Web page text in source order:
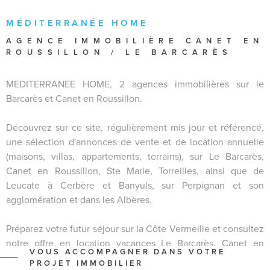
MÉDITERRANÉE HOME
AGENCE IMMOBILIÈRE CANET EN
ROUSSILLON / LE BARCARÈS
MEDITERRANEE HOME, 2 agences immobilières sur le
Barcarès et Canet en Roussillon.
Découvrez sur ce site, régulièrement mis jour et référencé,
une sélection d'annonces de vente et de location annuelle
(maisons, villas, appartements, terrains), sur Le Barcarès,
Canet en Roussillon, Ste Marie, Torreilles, ainsi que de
Leucate à Cerbère et Banyuls, sur Perpignan et son
agglomération et dans les Albères.
Préparez votre futur séjour sur la Côte Vermeille et consultez
notre offre en location vacances Le Barcarès, Canet en
Roussillon, Ste Marie, Torreilles.
VOUS ACCOMPAGNER DANS VOTRE
PROJET IMMOBILIER
PIÈCES
Piscine
Parking
Terrasse
RECHERCHER